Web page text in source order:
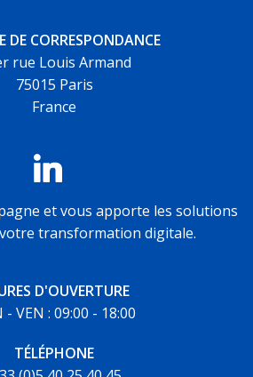
DE CORRESPONDANCE
rue Louis Armand
75015 Paris
France
et vous apporte les solutions
transformation digitale.
D'OUVERTURE
- VEN : 09:00 - 18:00
TÉLÉPHONE